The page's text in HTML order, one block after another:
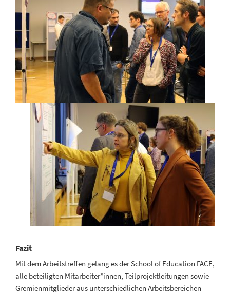
Fazit
Mit dem Arbeitstreffen gelang es der School of Education FACE,
alle beteiligten Mitarbeiter*innen, Teilprojektleitungen sowie
Gremienmitglieder aus unterschiedlichen Arbeitsbereichen